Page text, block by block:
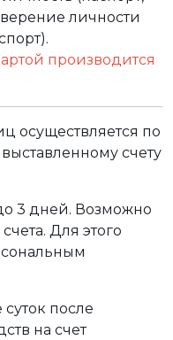
личности
производится
осуществляется по
счету
3 дней. Возможно
Для этого
суток после
на счет